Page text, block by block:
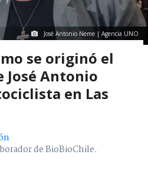
José Antonio Neme | Agencia UNO
se originó el
José Antonio
en Las
de BioBioChile.